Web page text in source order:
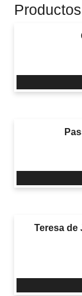
Teresa de